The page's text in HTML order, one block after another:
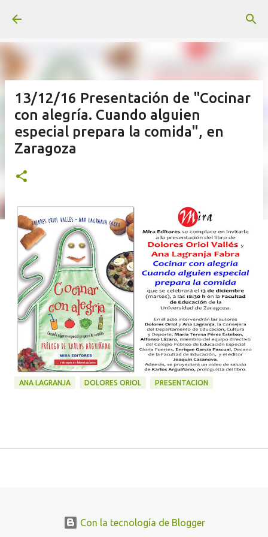
13/12/16 Presentación de "Cocinar
con alegría. Cuando alguien
especial prepara la comida", en
Zaragoza
ANA LAGRANJA DOLORES ORIOL PRESENTACION
Con la tecnología de Blogger